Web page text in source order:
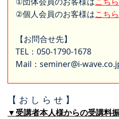
②個人会員のお客様はこちら
【お問合せ先】
TEL：050-1790-1678
Mail：seminer@i-
【 お し ら せ 】
▼受講者本人様からの受講料